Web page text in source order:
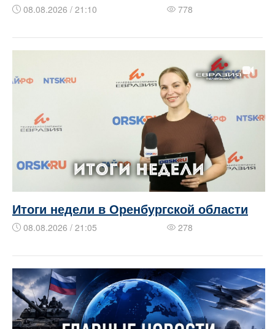
08.08.2026 / 21:10 778
Итоги недели в Оренбургской области
08.08.2026 / 21:05 278